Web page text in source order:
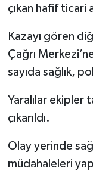
çıkan hafif ticari
Kazayı gören
Çağrı
sayıda sağlık,
Yaralılar ekipler
çıkarıldı.
Olay yerinde
müdahaleleri